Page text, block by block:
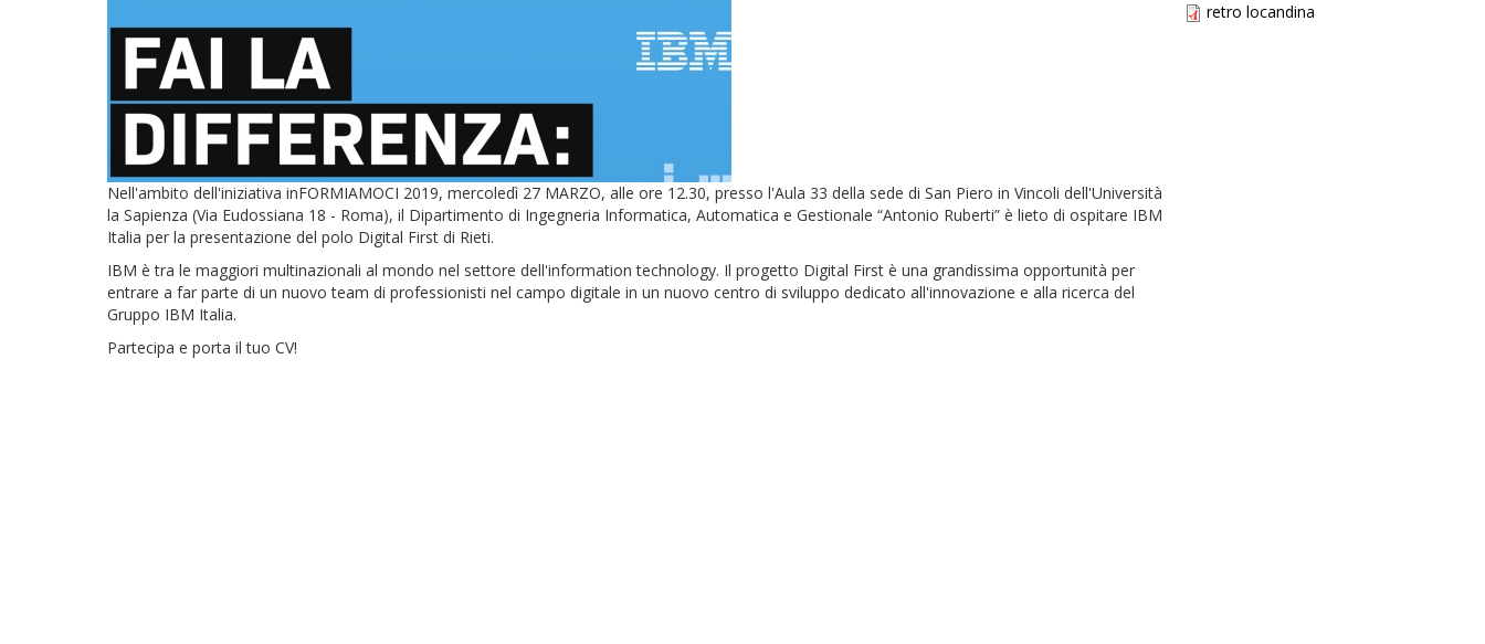
Nell'ambito dell'iniziativa inFORMIAMOCI 2019, mercoledì 27 MARZO, alle ore 12.30, presso l'Aula 33 della sede di San Piero in Vincoli dell'Università
la Sapienza (Via Eudossiana 18 - Roma), il Dipartimento di Ingegneria Informatica, Automatica e Gestionale “Antonio Ruberti” è lieto di ospitare IBM
Italia per la presentazione del polo Digital First di Rieti.
IBM è tra le maggiori multinazionali al mondo nel settore dell'information technology. Il progetto Digital First è una grandissima opportunità per
entrare a far parte di un nuovo team di professionisti nel campo digitale in un nuovo centro di sviluppo dedicato all'innovazione e alla ricerca del
Gruppo IBM Italia.
Partecipa e porta il tuo CV!
retro locandina